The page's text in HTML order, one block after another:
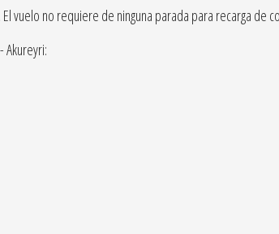
vuelo no requiere de ninguna parada para recarga de
Akureyri: